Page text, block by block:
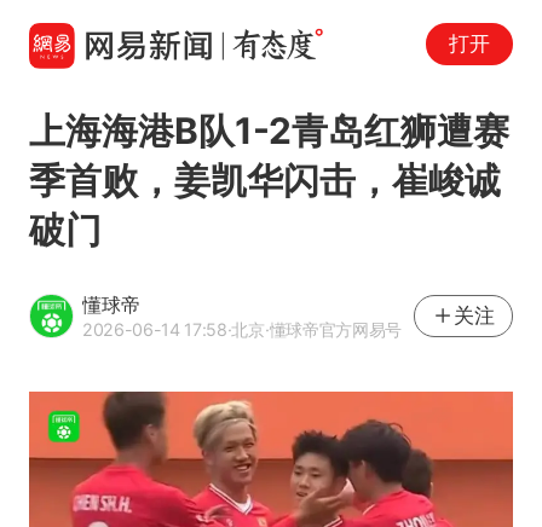
打开
上海海港B队1-2青岛红狮遭赛
季首败，姜凯华闪击，崔峻诚
破门
懂球帝
2026-06-14 17:58·北京·懂球帝官方网易号
关注